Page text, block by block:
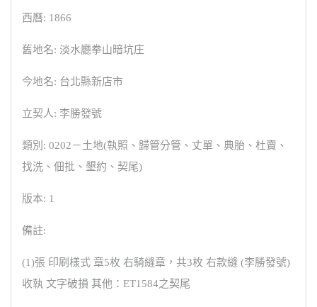
西曆: 1866
舊地名: 淡水廳拳山暗坑庄
今地名: 台北縣新店市
立契人: 李勝發號
類別: 0202－土地(執照、歸管分管、丈單、典胎、杜賣、
找洗、佃批、墾約、契尾)
版本: 1
備註:
(1)張 印刷樣式 章5枚 右騎縫章，共3枚 右款縫 (李勝發號)
收執 文字破損 其他：ET1584之契尾